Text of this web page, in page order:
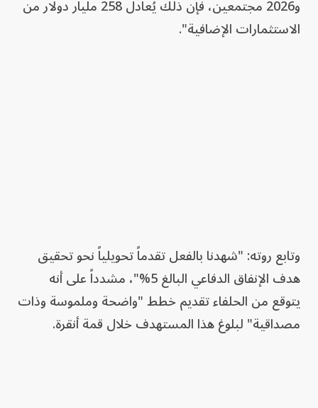
و2026 مجتمعين، فإن ذلك يُعادل 258 مليار دولار من
الاستثمارات الإضافية".
وتابع روته: "شهدنا بالفعل تقدماً تحويلياً نحو تحقيق
هدف الإنفاق الدفاعي البالغ 5%"، مشدداً على أنه
يتوقع من الحلفاء تقديم خطط "واضحة وملموسة وذات
مصداقية" لبلوغ هذا المستهدف خلال قمة أنقرة.